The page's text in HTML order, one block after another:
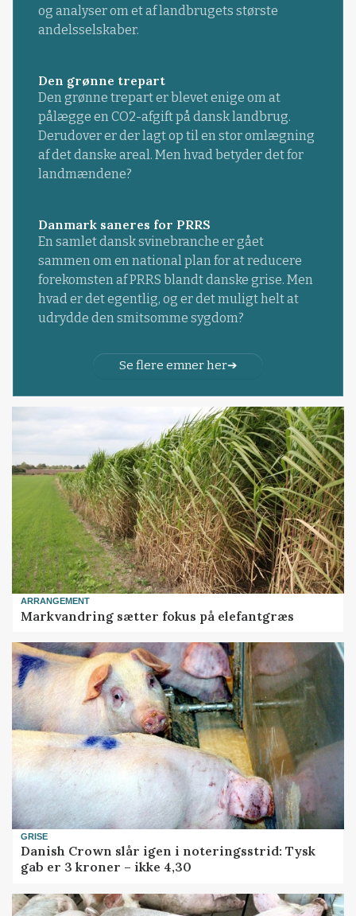
og analyser om et af landbrugets største
andelsselskaber.
Den grønne trepart
Den grønne trepart er blevet enige om at
pålægge en CO2-afgift på dansk landbrug.
Derudover er der lagt op til en stor omlægning
af det danske areal. Men hvad betyder det for
landmændene?
Danmark saneres for PRRS
En samlet dansk svinebranche er gået
sammen om en national plan for at reducere
forekomsten af PRRS blandt danske grise. Men
hvad er det egentlig, og er det muligt helt at
udrydde den smitsomme sygdom?
Se flere emner her
ARRANGEMENT
Markvandring sætter fokus på elefantgræs
GRISE
Danish Crown slår igen i noteringsstrid: Tysk
gab er 3 kroner – ikke 4,30